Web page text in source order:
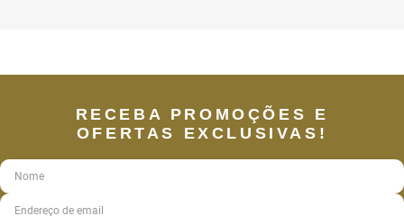
RECEBA PROMOÇÕES E
OFERTAS EXCLUSIVAS!